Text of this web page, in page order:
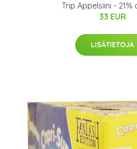
Trip Appelsiini - 21%
33 EUR
LISÄTIETOJA